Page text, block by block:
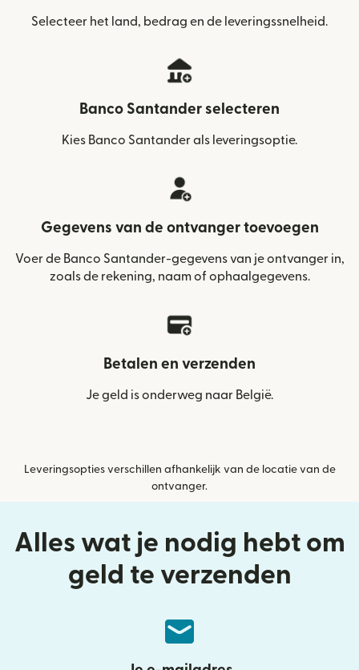
Selecteer het land, bedrag en de leveringssnelheid.
Banco Santander selecteren
Kies Banco Santander als leveringsoptie.
Gegevens van de ontvanger toevoegen
Voer de Banco Santander-gegevens van je ontvanger in,
zoals de rekening, naam of ophaalgegevens.
Betalen en verzenden
Je geld is onderweg naar België.
Leveringsopties verschillen afhankelijk van de locatie van de
ontvanger.
Alles wat je nodig hebt om
geld te verzenden